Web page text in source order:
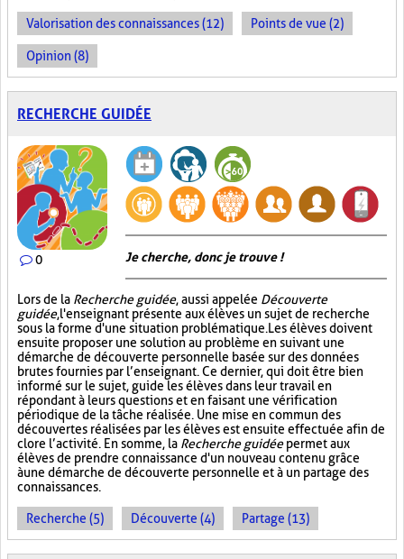
Valorisation des connaissances (12) Points de vue (2)
Opinion (8)
RECHERCHE GUIDÉE
0 Je cherche, donc je trouve !
Lors de la Recherche guidée, aussi appelée Découverte
guidée, l'enseignant présente aux élèves un sujet de recherche
sous la forme d'une situation problématique. Les élèves doivent
ensuite proposer une solution au problème en suivant une
démarche de découverte personnelle basée sur des données
brutes fournies par l’enseignant. Ce dernier, qui doit être bien
informé sur le sujet, guide les élèves dans leur travail en
répondant à leurs questions et en faisant une vérification
périodique de la tâche réalisée. Une mise en commun des
découvertes réalisées par les élèves est ensuite effectuée afin de
clore l’activité. En somme, la Recherche guidéepermet aux
élèves de prendre connaissance d'un nouveau contenu grâce
à une démarche de découverte personnelle et à un partage des
connaissances.
Recherche (5) Découverte (4) Partage (13)